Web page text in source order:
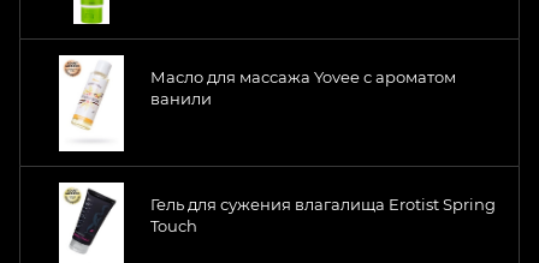
Масло для массажа Yovee с ароматом
ванили
Гель для сужения влагалища Erotist Spring
Touch